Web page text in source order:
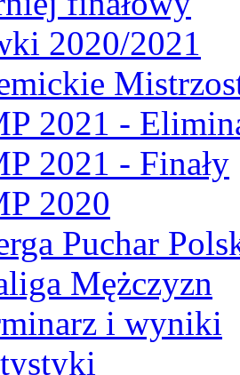
2020/2021
2021 -
2021 - Finały
2020
Puchar
Mężczyzn
i wyniki